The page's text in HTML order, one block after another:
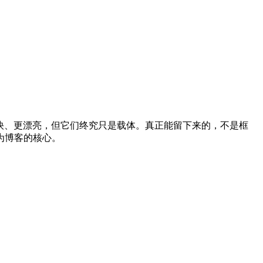
更漂亮，但它们终究只是载体。真正能留下来的，不是框
客的核心。